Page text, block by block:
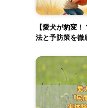
【愛犬が豹変
法と予防策を徹